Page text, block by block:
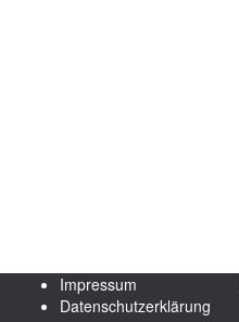
Impressum
Datenschutzerklärung